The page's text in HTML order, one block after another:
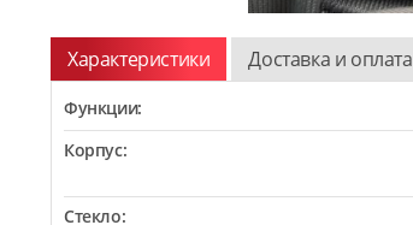
Характеристики Доставка и оплата
Функции:
Корпус:
Стекло: